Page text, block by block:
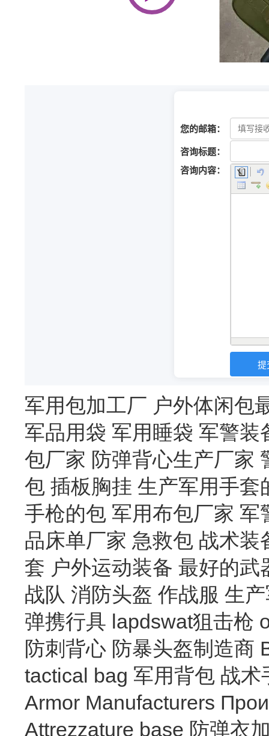
军用包加工厂 户外体闲包
军品用袋 军用睡袋 军警装
包厂家 防弹背心生产厂家
包 插板胸挂 生产军用手套
手枪的包 军用布包厂家 军
品床单厂家 急救包 战术装
套 户外运动装备 最好的武
战队 消防头盔 作战服 生
弹携行具 lapdswat狙击枪
防刺背心 防暴头盔制造商
tactical bag 军用背包 战术
Armor Manufacturers
Attrezzature base 防弹衣